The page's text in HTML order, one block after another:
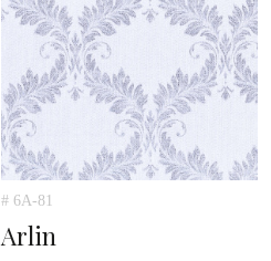
# 6A-81
Arlin